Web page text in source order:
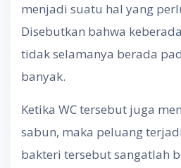
menjadi suatu hal yang
Disebutkan bahwa
tidak selamanya berada
banyak.
Ketika WC tersebut juga
sabun, maka peluang
bakteri tersebut sangatlah